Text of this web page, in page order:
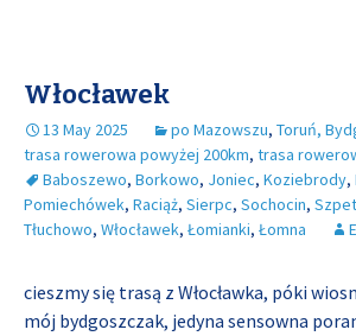
Włocławek
13 May 2025 po Mazowszu, Toruń,
trasa rowerowa powyżej 200km, trasa
Baboszewo, Borkowo, Joniec, Koziebrody,
Pomiechówek, Raciąż, Sierpc, Sochocin,
Tłuchowo, Włocławek, Łomianki, Łomna
cieszmy się trasą z Włocławka, póki
mój bydgoszczak, jedyna sensowna